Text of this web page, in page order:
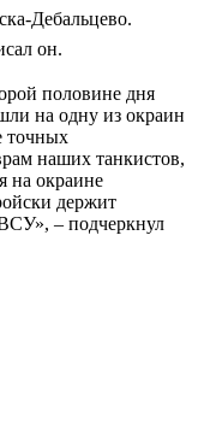
Дебальцево.
он.
половине дня
на одну из окраин
точных
наших танкистов,
на окраине
держит
– подчеркнул